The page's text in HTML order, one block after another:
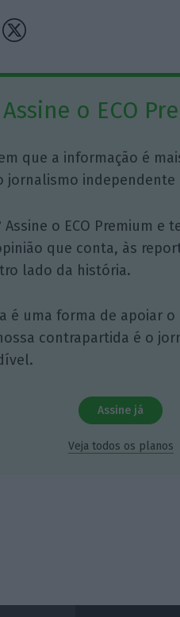
Assine o ECO
que a informação é
jornalismo independente
Assine o ECO Premium e
que conta, às
lado da história.
é uma forma de apoiar o
contrapartida é o
Assine já
Veja todos os planos